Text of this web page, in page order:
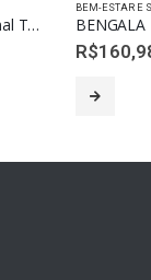
Bengala Cabo Tradicional T04
BEM-ESTAR E
R$